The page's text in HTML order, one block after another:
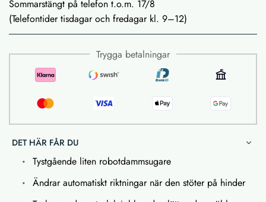
Sommarstängt på telefon t.o.m. 17/8
(Telefontider tisdagar och fredagar kl. 9–12)
Trygga betalningar
DET HÄR FÅR DU
Tystgående liten robotdammsugare
Ändrar automatiskt riktningar när den stöter på hinder